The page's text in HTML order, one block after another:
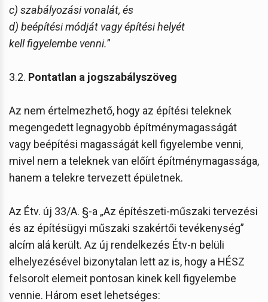
c) szabályozási vonalát, és
d) beépítési módját vagy építési helyét
kell figyelembe venni.”
3.2. Pontatlan a jogszabályszöveg
Az nem értelmezhető, hogy az építési teleknek
megengedett legnagyobb építménymagasságát
vagy beépítési magasságát kell figyelembe venni,
mivel nem a teleknek van előírt építménymagassága,
hanem a telekre tervezett épületnek.
Az Étv. új 33/A. §-a „Az építészeti-műszaki tervezési
és az építésügyi műszaki szakértői tevékenység”
alcím alá került. Az új rendelkezés Étv-n belüli
elhelyezésével bizonytalan lett az is, hogy a HÉSZ
felsorolt elemeit pontosan kinek kell figyelembe
vennie. Három eset lehetséges: